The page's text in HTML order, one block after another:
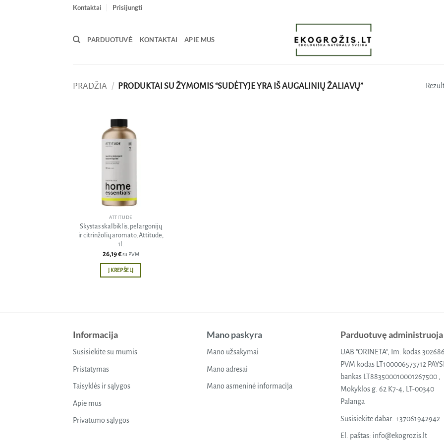
Kontaktai Prisijungti
PARDUOTUVĖ KONTAKTAI APIE MUS
PRADŽIA / PRODUKTAI SU ŽYMOMIS “SUDĖTYJE YRA IŠ AUGALINIŲ ŽALIAVŲ”
ATTITUDE
Skystas skalbiklis, pelargonijų
ir citrinžolių aromato, Attitude,
1l.
26,19€ su PVM
Į KREPŠELĮ
Informacija
Susisiekite su mumis
Pristatymas
Taisyklės ir sąlygos
Apie mus
Privatumo sąlygos
Mano paskyra
Mano užsakymai
Mano adresai
Mano asmeninė informacija
Parduotuvę administruoja
UAB "ORINETA", Im. kodas
PVM kodas LT100006573712
bankas LT883500010001267500 ,
Mokyklos g. 62 K7-4, LT-00340
Palanga
Susisiekite dabar: +37061942942
El. paštas: info@ekogrozis.lt